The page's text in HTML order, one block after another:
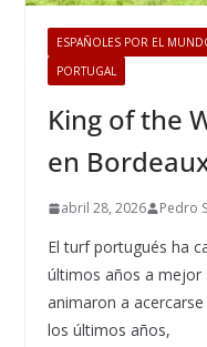
ESPAÑOLES POR EL
PORTUGAL
King of the
en
abril 28, 2026 Pedro
El turf portugués ha
últimos años a mejor
animaron a
los últimos años,